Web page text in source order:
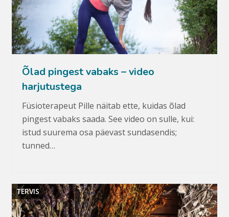
Õlad pingest vabaks – video
harjutustega
Füsioterapeut Pille näitab ette, kuidas õlad
pingest vabaks saada. See video on sulle, kui:
istud suurema osa päevast sundasendis;
tunned…
TERVIS